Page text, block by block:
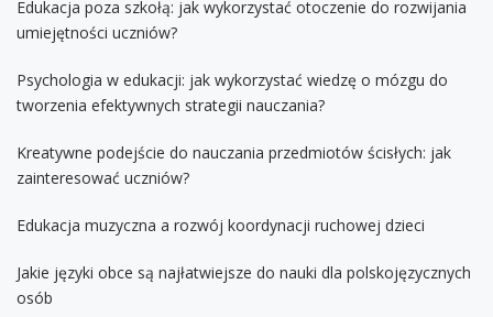
Edukacja poza szkołą: jak wykorzystać otoczenie do rozwijania
umiejętności uczniów?
Psychologia w edukacji: jak wykorzystać wiedzę o mózgu do
tworzenia efektywnych strategii nauczania?
Kreatywne podejście do nauczania przedmiotów ścisłych: jak
zainteresować uczniów?
Edukacja muzyczna a rozwój koordynacji ruchowej dzieci
Jakie języki obce są najłatwiejsze do nauki dla polskojęzycznych
osób